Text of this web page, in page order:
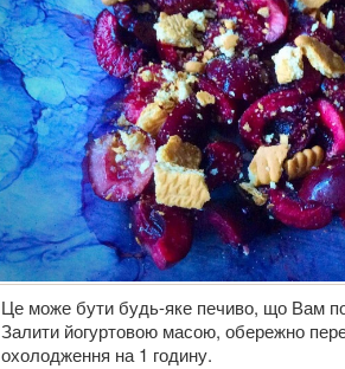
Це може бути будь-яке печиво, що Вам
Залити йогуртовою масою, обережно
охолодження на 1 годину.